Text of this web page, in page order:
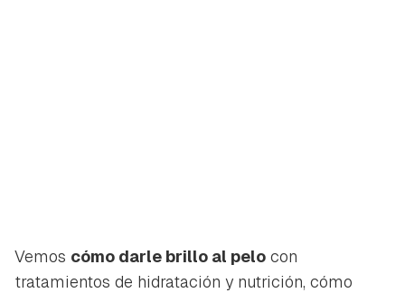
Vemos cómo darle brillo al pelo con
tratamientos de hidratación y nutrición, cómo